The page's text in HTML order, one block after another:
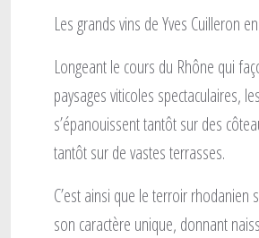
Les grands vins de Yves Cuilleron
Longeant le cours du Rhône qui
paysages viticoles spectaculaires,
s’épanouissent tantôt sur des
tantôt sur de vastes terrasses.
C’est ainsi que le terroir rhodanien
son caractère unique, donnant